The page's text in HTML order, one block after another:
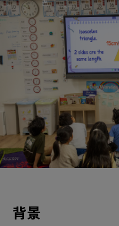
背景